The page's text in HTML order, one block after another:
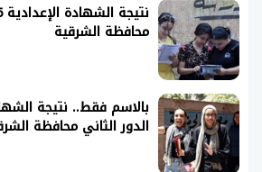
محافظة الشرقية
الدور الثاني محافظة